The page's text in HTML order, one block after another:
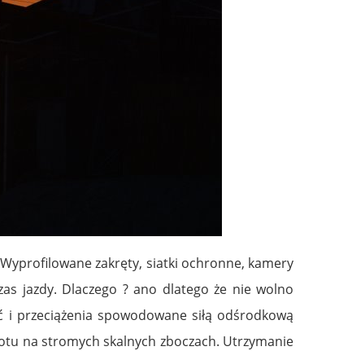
zakręty, siatki ochronne, kamery
jazdy. Dlaczego ? ano dlatego że nie wolno
przeciążenia spowodowane siłą odśrodkową
na stromych skalnych zboczach. Utrzymanie